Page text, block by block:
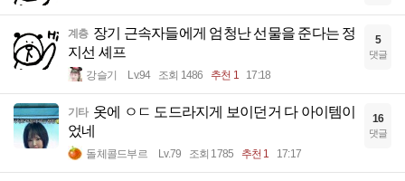
계층 장기 근속자들에게 엄청난 선물을 준다는 정
지선 셰프
강슬기 Lv.94 조회 1486 추천 1 17:18
5
댓글
기타 옷에 ㅇㄷ 도드라지게 보이던거 다 아이템이
었네
돌체콜드부르 Lv.79 조회 1785 추천 1 17:17
16
댓글